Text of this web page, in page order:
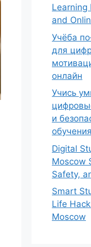
Learning
and
Учёба
для
онлайн
Учись
и
обучения
Digital
Moscow
Safety,
Smart
Life
Moscow